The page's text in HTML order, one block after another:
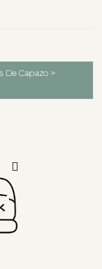
De Capazo >